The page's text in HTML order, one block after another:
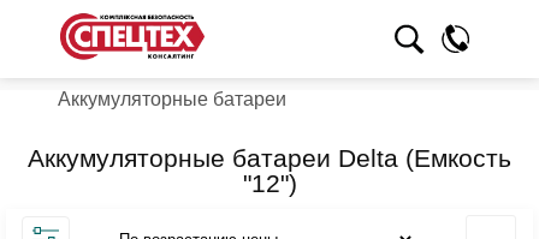
Аккумуляторные батареи
Аккумуляторные батареи Delta (Емкость
"12")